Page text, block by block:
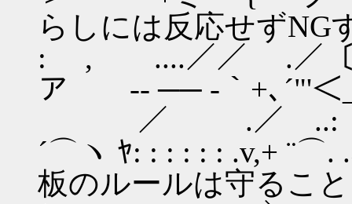
らしには反応せずNG
: , ....／／ .
ア -‐ ── -｀+
／ .／ ..:〔
´⌒ヽ ﾔ: : : : : :
板のルールは守るこ